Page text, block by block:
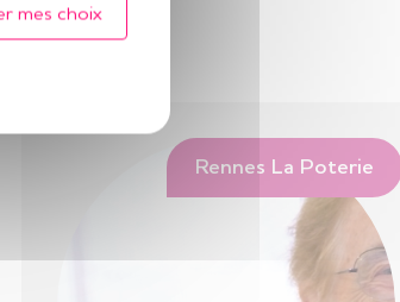
Rennes La Poterie
mes choix